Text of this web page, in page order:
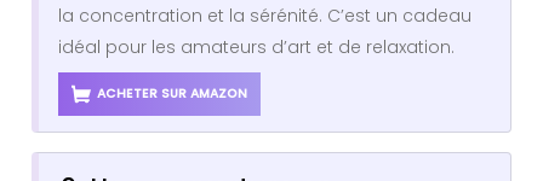
la concentration et la sérénité. C’est un cadeau
idéal pour les amateurs d’art et de relaxation.
ACHETER SUR AMAZON